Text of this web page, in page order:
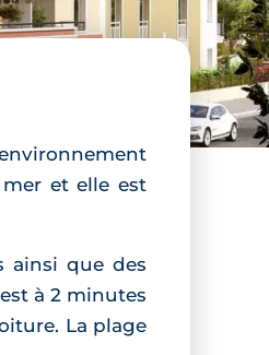
et elle est
ainsi que des
à 2 minutes
La plage